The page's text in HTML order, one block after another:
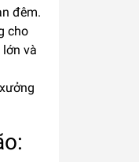
đêm.
cho
lớn và